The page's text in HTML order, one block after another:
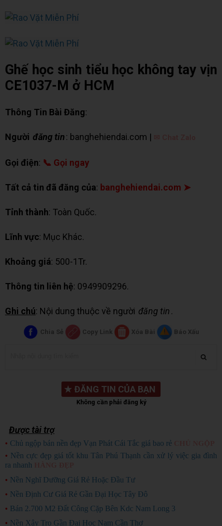
Ghế học sinh tiểu học không tay vịn
CE1037-M ở HCM
Thông Tin Bài Đăng:
Người đăng tin: banghehiendai.com |
Gọi điện: 📞 Gọi ngay
Tất cả tin đã đăng của: banghehiendai.com ➤
Tỉnh thành: Toàn Quốc.
Lĩnh vực: Mục Khác.
Khoảng giá: 500-1Tr.
Thông tin liên hệ: 0949909296.
Ghi chú: Nội dung thuộc về người đăng tin.
Chia Sẻ Copy Link Xóa Bài Báo Xấu
★ ĐĂNG TIN CỦA BẠN
Không cần phải đăng ký
Được tài trợ
• Chủ ngộp bán nền đẹp Vạn Phát Cái Tắc giá bao rẻ
• Nền cực đẹp giá tốt khu Tân Phú Thạnh cần xử lý việc gia đình
ra nhanh
• Nền Nghĩ Dưỡng Giá Rẻ Hoặc Đầu Tư
• Nền Định Cư Giá Rẻ Gần Đại Học Tây Đô
• Bán 2.700 M2 Đất Công Cặp Bên Kdc Nam Long 3
• Nền Xây Trọ Gần Đại Học Nam Cần Thơ